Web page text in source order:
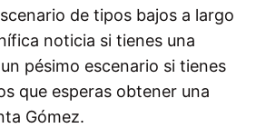
de tipos bajos a largo
noticia si tienes una
pésimo escenario si tienes
que esperas obtener una
Gómez.